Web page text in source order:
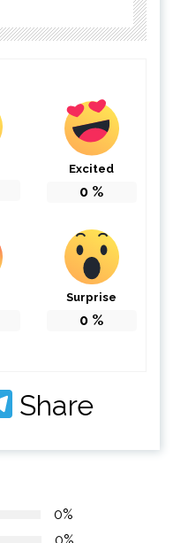
Excited
0 %
Surprise
0 %
Telegram
Share
0%